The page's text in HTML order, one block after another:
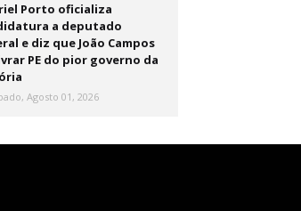
Porto oficializa
a deputado
e diz que João Campos
PE do pior governo da
Agosto 01, 2026